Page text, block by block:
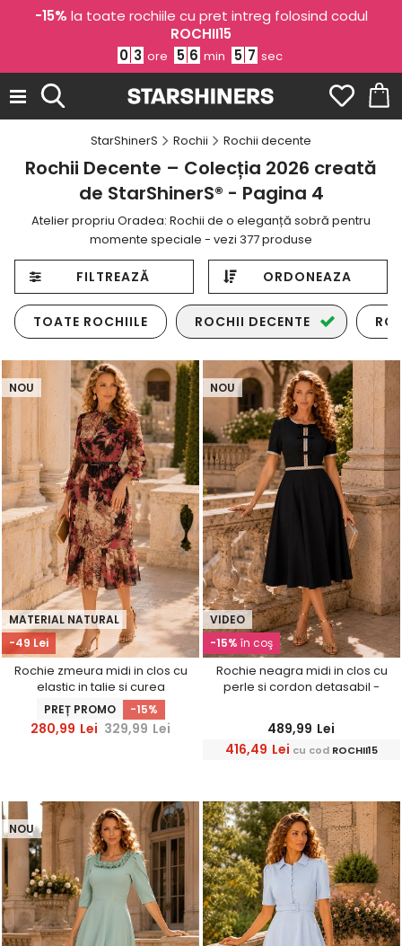
-15% la toate rochiile cu pret intreg folosind codul
ROCHII15
0 3 ore 5 6 min 5 4 sec
StarShinerS Rochii Rochii decente
Rochii Decente – Colecția 2026 creată
de StarShinerS® - Pagina 4
Atelier propriu Oradea: Rochii de o eleganță sobră pentru
momente speciale - vezi 377 produse
TOATE ROCHIILE ROCHII DECENTE
FILTREAZĂ ORDONEAZA
-49 Lei
MATERIAL NATURAL
NOU
Rochie zmeura midi in clos cu
elastic in talie si curea
detasabila - StarShinerS
PREȚ PROMO -15%
280,99 Lei 329,99 Lei
-15% în coş
VIDEO
NOU
Rochie neagra midi in clos cu
perle si cordon detasabil -
489,99 Lei
416,49 Lei cu cod ROCHII15
NOU